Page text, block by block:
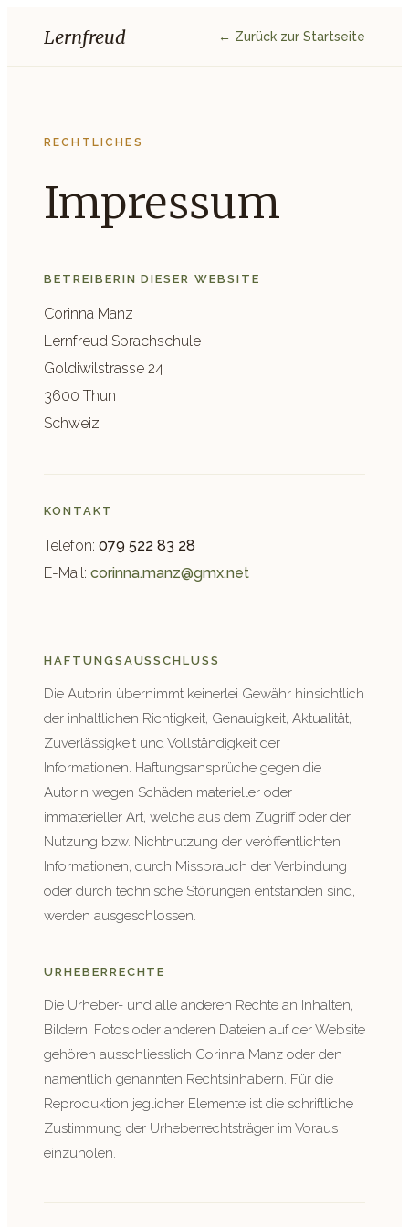
Lernfreud ← Zurück zur Startseite
RECHTLICHES
Impressum
BETREIBERIN DIESER WEBSITE
Corinna Manz
Lernfreud Sprachschule
Goldiwilstrasse 24
3600 Thun
Schweiz
KONTAKT
Telefon: 079 522 83 28
E-Mail: corinna.manz@gmx.net
HAFTUNGSAUSSCHLUSS
Die Autorin übernimmt keinerlei Gewähr hinsichtlich
der inhaltlichen Richtigkeit, Genauigkeit, Aktualität,
Zuverlässigkeit und Vollständigkeit der
Informationen. Haftungsansprüche gegen die
Autorin wegen Schäden materieller oder
immaterieller Art, welche aus dem Zugriff oder der
Nutzung bzw. Nichtnutzung der veröffentlichten
Informationen, durch Missbrauch der Verbindung
oder durch technische Störungen entstanden sind,
werden ausgeschlossen.
URHEBERRECHTE
Die Urheber- und alle anderen Rechte an Inhalten,
Bildern, Fotos oder anderen Dateien auf der Website
gehören ausschliesslich Corinna Manz oder den
namentlich genannten Rechtsinhabern. Für die
Reproduktion jeglicher Elemente ist die schriftliche
Zustimmung der Urheberrechtsträger im Voraus
einzuholen.